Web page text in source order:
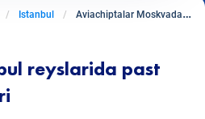
Istanbul Aviachiptalar Moskvadan Istanbulga
reyslarida past